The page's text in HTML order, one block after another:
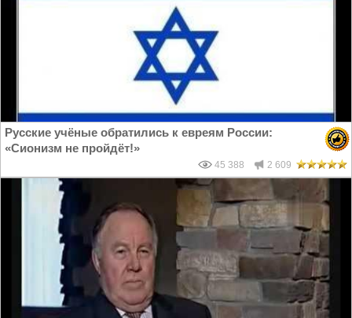
Русские учёные обратились к евреям России:
«Сионизм не пройдёт!»
45 388 2 609